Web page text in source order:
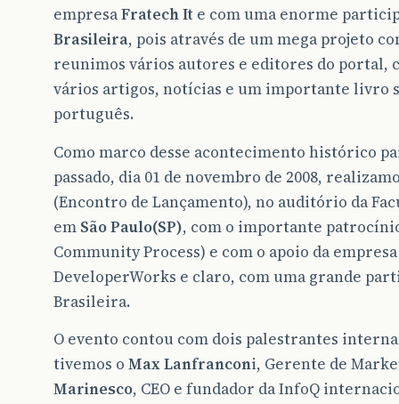
empresaFratech It e com uma enorme
Brasileira, pois através de um mega projeto
reunimos vários autores e editores do portal,
vários artigos, notícias e um importante livro
português.
Como marco desse acontecimento histórico
passado, dia 01 de novembro de 2008,
(Encontro de Lançamento), no auditório da
em São Paulo(SP), com o importante patrocínio
Community Process) e com o apoio da
DeveloperWorks e claro, com uma grande
Brasileira.
O evento contou com dois palestrantes
tivemos o Max Lanfranconi, Gerente de
Marinesco, CEO e fundador da InfoQ